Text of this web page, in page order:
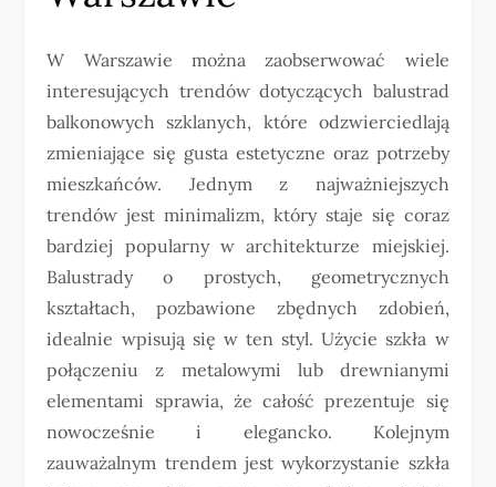
W Warszawie można zaobserwować wiele
interesujących trendów dotyczących balustrad
balkonowych szklanych, które odzwierciedlają
zmieniające się gusta estetyczne oraz potrzeby
mieszkańców. Jednym z najważniejszych
trendów jest minimalizm, który staje się coraz
bardziej popularny w architekturze miejskiej.
Balustrady o prostych, geometrycznych
kształtach, pozbawione zbędnych zdobień,
idealnie wpisują się w ten styl. Użycie szkła w
połączeniu z metalowymi lub drewnianymi
elementami sprawia, że całość prezentuje się
nowocześnie i elegancko. Kolejnym
zauważalnym trendem jest wykorzystanie szkła